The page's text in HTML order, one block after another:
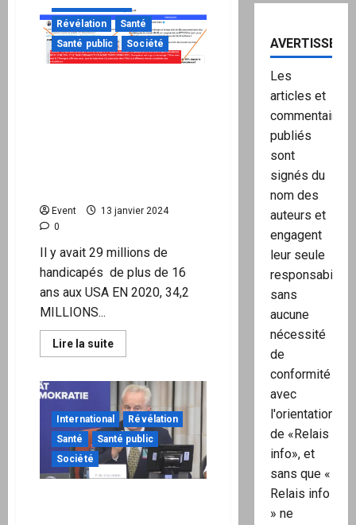
Interview
exclusive
de
Xavier
Poussard
pédophilie
Révélation
Santé
Santé public
Société
Event
13 janvier 2024
0
Il y avait 29 millions de
handicapés de plus de 16
ans aux USA EN 2020, 34,2
MILLIONS...
Lire la suiteEn
savoir
L’AFP
m’a
« fact-
checké »
mais
j’ai
les
preuves
de
International
Révélation
Santé
Santé public
Société
Les
articles et
commentaires
publiés
sont
signés du
nom des
auteurs et
engagent
leur seule
responsabilité,
sans
aucune
nécessité
de
conformité
avec
l'orientation
de «Relais
info», et
sans que «
Relais info
» ne